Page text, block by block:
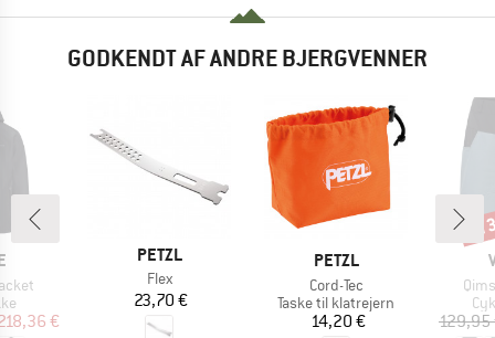
GODKENDT AF ANDRE BJERGVENNER
pris
€
MÆRKE
PETZL
Artikel
Flex
Pris
23,70 €
MÆRKE
PETZL
Artikel
Cord-Tec
Produktgruppe
Taske til klatrejern
Pris
14,20 € 129,95